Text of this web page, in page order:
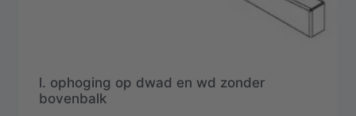
l. ophoging op dwad en wd zonder
bovenbalk